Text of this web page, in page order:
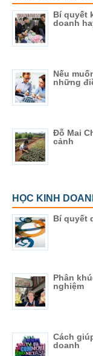
Bí quyết
doanh
Nếu
những
Đỗ Mai
cảnh
HỌC KINH
Bí quyết
Phân
nghiệm
Cách
doanh